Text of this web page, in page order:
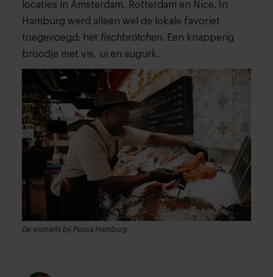
locaties in Amsterdam, Rotterdam en Nice. In
Hamburg werd alleen wel de lokale favoriet
toegevoegd: het fischbrötchen. Een knapperig
broodje met vis, ui en augurk.
De vismarkt bij Pesca Hamburg